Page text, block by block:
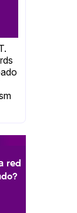
red